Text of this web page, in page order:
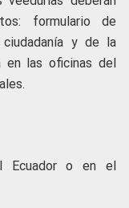
formulario de
y de la
las oficinas del
Ecuador o en el